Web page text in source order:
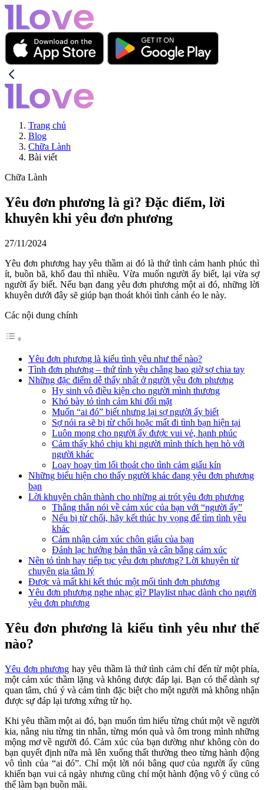
Trang chủ
Blog
Chữa Lành
Bài viết
Chữa Lành
Yêu đơn phương là gì? Đặc điểm, lời
khuyên khi yêu đơn phương
27/11/2024
Yêu đơn phương hay yêu thầm ai đó là thứ tình cảm hanh phúc thì
ít, buồn bã, khổ đau thì nhiều. Vừa muốn người ấy biết, lại vừa sợ
người ấy biết. Nếu bạn đang yêu đơn phương một ai đó, những lời
khuyên dưới đây sẽ giúp bạn thoát khỏi tình cảnh éo le này.
Các nội dung chính
Yêu đơn phương là kiểu tình yêu như thế nào?
Tình đơn phương – thứ tình yêu chẳng bao giờ sợ chia tay
Những đặc điểm dễ thấy nhất ở người yêu đơn phương
Hy sinh vô điều kiện cho người mình thương
Khó bày tỏ tình cảm khi đối mặt
Muốn “ai đó” biết nhưng lại sợ người ấy biết
Sợ nói ra sẽ bị từ chối hoặc mất đi tình bạn hiện tại
Luôn mong cho người ấy được vui vẻ, hạnh phúc
Cảm thấy khó chịu khi người mình thích hẹn hò với
người khác
Loay hoay tìm lối thoát cho tình cảm giấu kín
Những biểu hiện cho thấy người khác đang yêu đơn phương
bạn
Lời khuyên chân thành cho những ai trót yêu đơn phương
Thẳng thắn nói về cảm xúc của bạn với “người ấy”
Nếu bị từ chối, hãy kết thúc hy vọng để tìm tình yêu
khác
Cảm nhận cảm xúc chôn giấu của bạn
Đánh lạc hướng bản thân và cân bằng cảm xúc
Nên tỏ tình hay tiếp tục yêu đơn phương? Lời khuyên từ
chuyên gia tâm lý
Được và mất khi kết thúc một mối tình đơn phương
Yêu đơn phương nghe nhạc gì? Playlist nhạc dành cho người
yêu đơn phương
Yêu đơn phương là kiểu tình yêu như thế
nào?
Yêu đơn phương hay yêu thầm là thứ tình cảm chỉ đến từ một phía,
một cảm xúc thầm lặng và không được đáp lại. Bạn có thể dành sự
quan tâm, chú ý và cảm tình đặc biệt cho một người mà không nhận
được sự đáp lại tương xứng từ họ.
Khi yêu thầm một ai đó, bạn muốn tìm hiểu từng chút một về người
kia, nâng niu từng tin nhắn, từng món quà và ôm trong mình những
mộng mơ về người đó. Cảm xúc của bạn dường như không còn do
bạn quyết định nữa mà lên xuống thất thường theo từng hành động
vô tình của “ai đó”. Chỉ một lời nói bâng quơ của người ấy cũng
khiến bạn vui cả ngày nhưng cũng chỉ một hành động vô ý cũng có
thể làm bạn buồn mãi.